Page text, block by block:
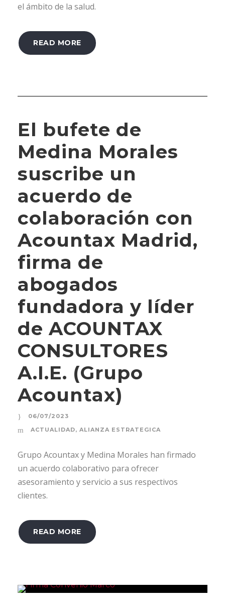
el ámbito de la salud.
READ MORE
El bufete de
Medina Morales
suscribe un
acuerdo de
colaboración con
Acountax Madrid,
firma de
abogados
fundadora y líder
de ACOUNTAX
CONSULTORES
A.I.E. (Grupo
Acountax)
06/07/2023
ACTUALIDAD, ALIANZA ESTRATEGICA
Grupo Acountax y Medina Morales han firmado
un acuerdo colaborativo para ofrecer
asesoramiento y servicio a sus respectivos
clientes.
READ MORE